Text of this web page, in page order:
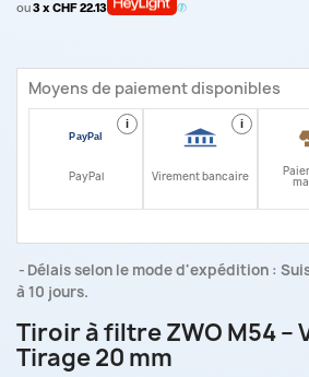
ou3 x CHF 22.13
Moyens de paiement disponibles
i
PayPal
i
Virement bancaire
Délais selon le mode d'expédition :
à 10 jours.
Tiroir à filtre ZWO M54 –
Tirage 20 mm